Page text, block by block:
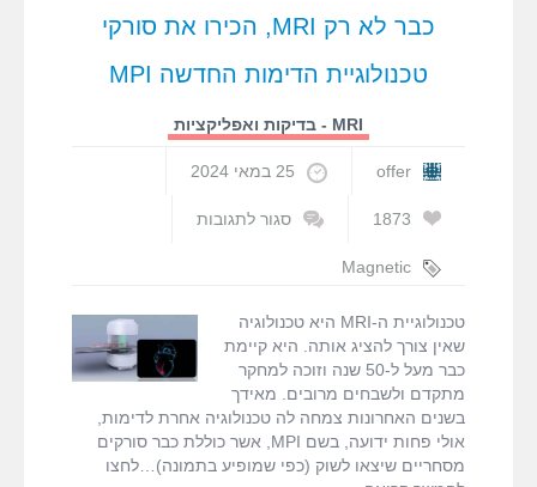
כבר לא רק MRI, הכירו את סורקי
טכנולוגיית הדימות החדשה MPI
MRI - בדיקות ואפליקציות
offer 25 במאי 2024
1873
סגור לתגובות
סורקי
טכנולוגיית
הדימות
החדשה
Magnetic
imaging,MPI,
MRI
,עופר בן
חורין
טכנולוגיית ה-MRI היא טכנולוגיה
שאין צורך להציג אותה. היא קיימת
כבר מעל ל-50 שנה וזוכה למחקר
מתקדם ולשבחים מרובים. מאידך
בשנים האחרונות צמחה לה טכנולוגיה אחרת לדימות,
אולי פחות ידועה, בשם MPI, אשר כוללת כבר סורקים
מסחריים שיצאו לשוק (כפי שמופיע בתמונה)…לחצו